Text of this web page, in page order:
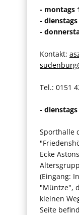
- montags
-
-
Kontakt:
Tel.: 0151
-
Sporthalle
Ecke
(Eingang:
"Müntze",
kleinen
Seite